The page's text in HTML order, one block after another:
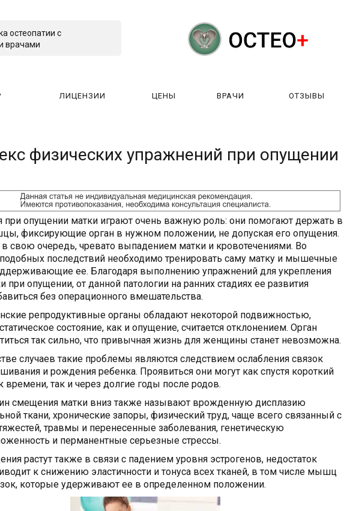
остеопатии с
врачами
ЛИЦЕНЗИИ ЦЕНЫ ВРАЧИ ОТЗЫВЫ
ЛИЦЕНЗИИ
физических упражнений при опущении
при опущении матки играют очень важную роль: они помогают держать в
фиксирующие орган в нужном положении, не допуская его опущения.
свою очередь, чревато выпадением матки и кровотечениями. Во
последствий необходимо тренировать саму матку и мышечные
ее. Благодаря выполнению упражнений для укрепления
опущении, от данной патологии на ранних стадиях ее развития
без операционного вмешательства.
репродуктивные органы обладают некоторой подвижностью,
состояние, как и опущение, считается отклонением. Орган
так сильно, что привычная жизнь для женщины станет невозможна.
случаев такие проблемы являются следствием ослабления связок
и рождения ребенка. Проявиться они могут как спустя короткий
времени, так и через долгие годы после родов.
смещения матки вниз также называют врожденную дисплазию
ткани, хронические запоры, физический труд, чаще всего связанный с
травмы и перенесенные заболевания, генетическую
и перманентные серьезные стрессы.
растут также в связи с падением уровня эстрогенов, недостаток
к снижению эластичности и тонуса всех тканей, в том числе мышц
которые удерживают ее в определенном положении.